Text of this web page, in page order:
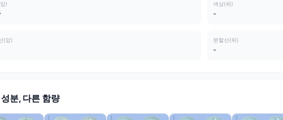
) 색상(뒤)
-
(앞) 분할선(뒤)
-
분, 다른 함량